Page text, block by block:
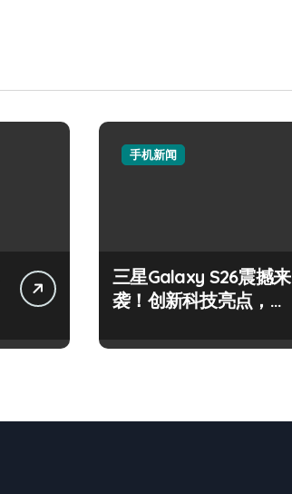
手机新闻
三星Galaxy S26震撼来
袭！创新科技亮点，一